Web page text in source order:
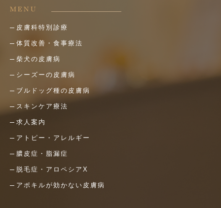
MENU
皮膚科特別診療
体質改善・食事療法
柴犬の皮膚病
シーズーの皮膚病
ブルドッグ種の皮膚病
スキンケア療法
求人案内
アトピー・アレルギー
膿皮症・脂漏症
脱毛症・アロペシアX
アポキルが効かない皮膚病